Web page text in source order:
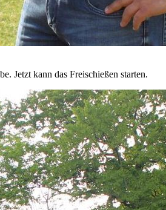
Jetzt kann das Freischießen starten.